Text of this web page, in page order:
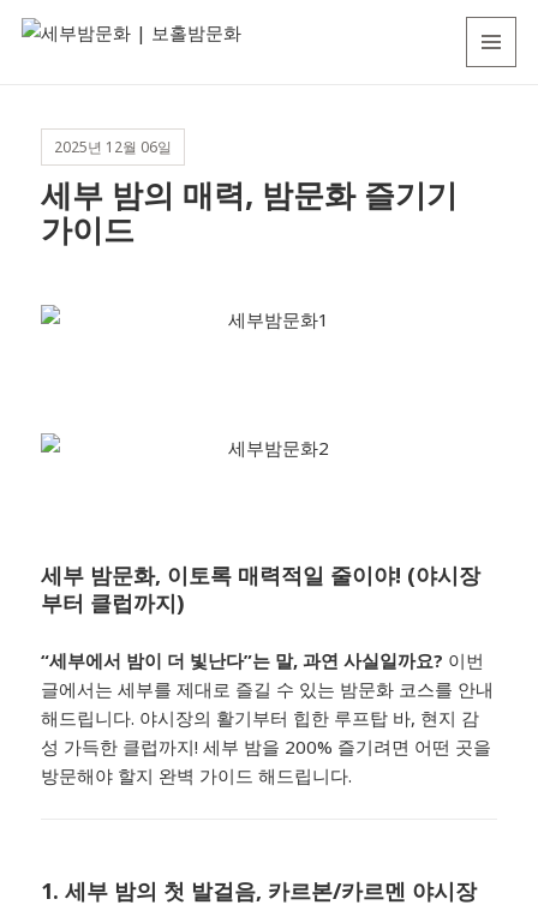
밤
문
화
홀
2025년 12월 06일
세부 밤의 매력, 밤문화 즐기기
가이드
세부 밤문화, 이토록 매력적일 줄이야! (야시장
부터 클럽까지)
“세부에서 밤이 더 빛난다”는 말, 과연 사실일까요? 이번
글에서는 세부를 제대로 즐길 수 있는 밤문화 코스를 안내
해드립니다. 야시장의 활기부터 힙한 루프탑 바, 현지 감
성 가득한 클럽까지! 세부 밤을 200% 즐기려면 어떤 곳을
방문해야 할지 완벽 가이드 해드립니다.
1. 세부 밤의 첫 발걸음, 카르본/카르멘 야시장